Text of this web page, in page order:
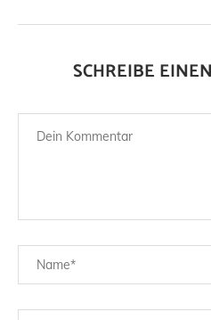
SCHREIBE